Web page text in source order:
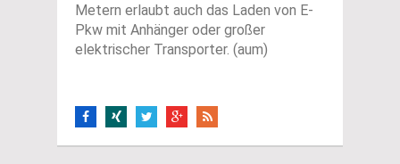
Metern erlaubt auch das Laden von E-
Pkw mit Anhänger oder großer
elektrischer Transporter. (aum)